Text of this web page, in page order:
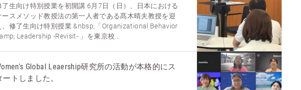
了生向け特別授業を初開講 6月7日（日）、日本における
ースメソッド教授法の第一人者である髙木晴夫教授を迎
、修了生向け特別授業 &nbsp;「Organizational Behavior
Leadership -Revisit- 」を東京校...
Global Leaership研究所の活動が本格的にス
ートしました。